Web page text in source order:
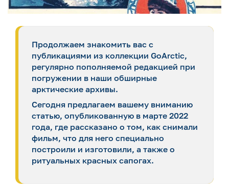
Продолжаем знакомить вас с
публикациями из коллекции GoArctic,
регулярно пополняемой редакцией при
погружении в наши обширные
арктические архивы.
Сегодня предлагаем вашему вниманию
статью, опубликованную в марте 2022
года, где рассказано о том, как снимали
фильм, что для него специально
построили и изготовили, а также о
ритуальных красных сапогах.